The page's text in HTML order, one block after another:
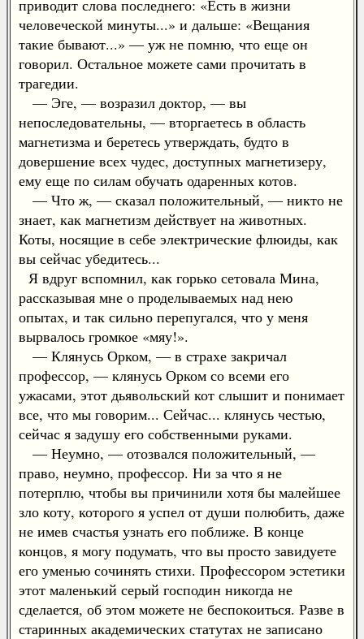
приводит слова последнего: «Есть в жизни
человеческой минуты...» и дальше: «Вещания
такие бывают...» — уж не помню, что еще он
говорил. Остальное можете сами прочитать в
трагедии.
— Эге, — возразил доктор, — вы
непоследовательны, — вторгаетесь в область
магнетизма и беретесь утверждать, будто в
довершение всех чудес, доступных магнетизеру,
ему еще по силам обучать одаренных котов.
— Что ж, — сказал положительный, — никто не
знает, как магнетизм действует на животных.
Коты, носящие в себе электрические флюиды, как
вы сейчас убедитесь...
Я вдруг вспомнил, как горько сетовала Мина,
рассказывая мне о проделываемых над нею
опытах, и так сильно перепугался, что у меня
вырвалось громкое «мяу!».
— Клянусь Орком, — в страхе закричал
профессор, — клянусь Орком со всеми его
ужасами, этот дьявольский кот слышит и понимает
все, что мы говорим... Сейчас... клянусь честью,
сейчас я задушу его собственными руками.
— Неумно, — отозвался положительный, —
право, неумно, профессор. Ни за что я не
потерплю, чтобы вы причинили хотя бы малейшее
зло коту, которого я успел от души полюбить, даже
не имев счастья узнать его поближе. В конце
концов, я могу подумать, что вы просто завидуете
его уменью сочинять стихи. Профессором эстетики
этот маленький серый господин никогда не
сделается, об этом можете не беспокоиться. Разве в
старинных академических статутах не записано